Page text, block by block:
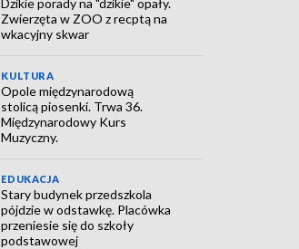
Zwierzęta w ZOO z recptą na
wkacyjny skwar
KULTURA
Opole międzynarodową
stolicą piosenki. Trwa 36.
Międzynarodowy Kurs
Muzyczny.
EDUKACJA
Stary budynek przedszkola
pójdzie w odstawkę. Placówka
przeniesie się do szkoły
podstawowej